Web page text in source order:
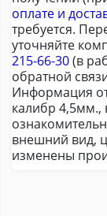
оплате и
требуется.
уточняйте
215-66-30(в
обратной
Информация
калибр 4,5мм.,
внешний вид,
изменены